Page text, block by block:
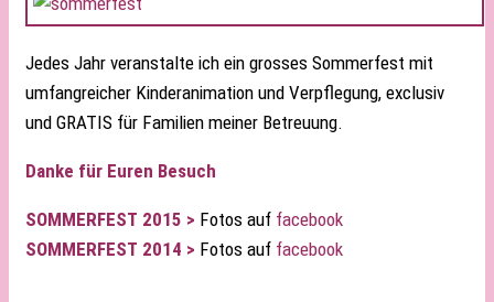
Jedes Jahr veranstalte ich ein grosses Sommerfest mit
umfangreicher Kinderanimation und Verpflegung, exclusiv
und GRATIS für Familien meiner Betreuung.
Danke für Euren Besuch
SOMMERFEST 2015 > Fotos auf facebook
SOMMERFEST 2014 > Fotos auf facebook